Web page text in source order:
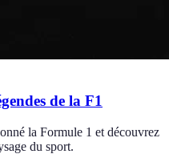
de la F1
la Formule 1 et découvrez
du sport.